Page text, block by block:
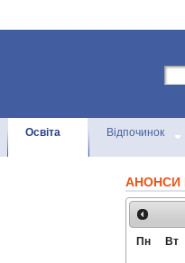
Освіта Відпочинок
АНОНСИ
Пн Вт